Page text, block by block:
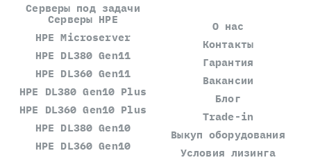
Серверы под задачи
Серверы HPE
HPE Microserver
HPE DL380 Gen11
HPE DL360 Gen11
HPE DL380 Gen10 Plus
HPE DL360 Gen10 Plus
HPE DL380 Gen10
HPE DL360 Gen10
О нас
Контакты
Гарантия
Вакансии
Блог
Trade-in
Выкуп оборудования
Условия лизинга